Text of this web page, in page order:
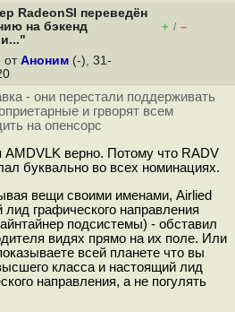
RadeonSI переведён
на бэкенд
+ / –
от Аноним (-), 31-
- они перестали поддерживать
и грворят всем
на опенсорс
AMDVLK верно. Потому что RADV
буквально во всех номинациях.
вещи своими именами, Airlied
лид графического направления
подсистемы) - обставил
видях прямо на их поле. Или
всей планете что вы
класса и настоящий лид
направления, а не погулять